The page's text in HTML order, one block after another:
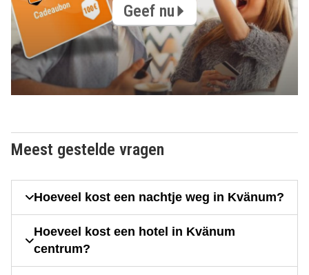
Geef nu
Meest gestelde vragen
Hoeveel kost een nachtje weg in Kvänum?
Hoeveel kost een hotel in Kvänum
centrum?